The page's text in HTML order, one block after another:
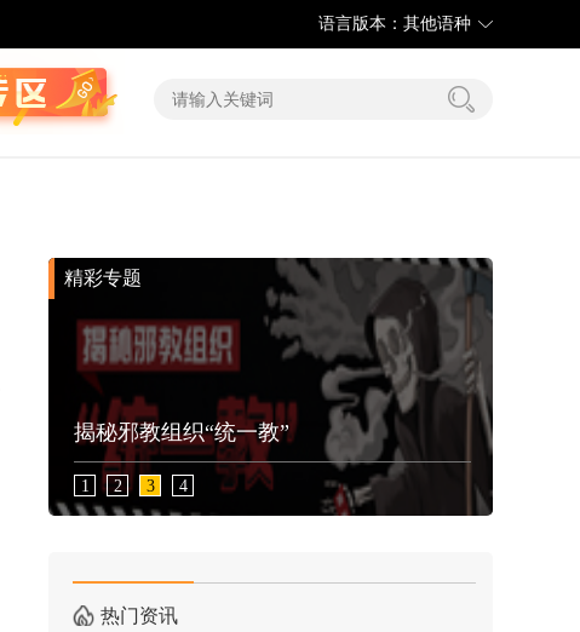
语言版本：其他语种